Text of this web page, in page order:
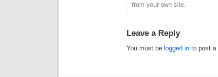
from your own site.
Leave a Reply
You must be logged in to post a